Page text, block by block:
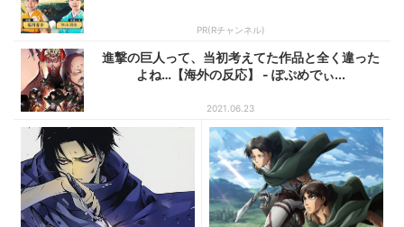
PR(Rチャンネル)
進撃の巨人って、当初考えてた作品と全く違った
よね…【海外の反応】 - ぽぷめでぃ...
2021.06.23